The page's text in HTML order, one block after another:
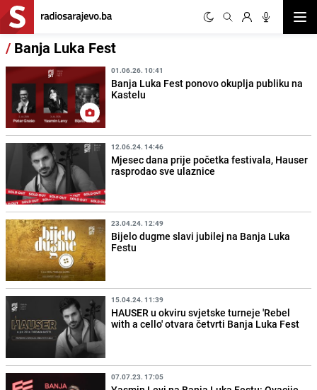
/ Banja Luka Fest
01.06.26. 10:41
Banja Luka Fest ponovo okuplja publiku na
Kastelu
12.06.24. 14:46
Mjesec dana prije početka festivala, Hauser
rasprodao sve ulaznice
23.04.24. 12:49
Bijelo dugme slavi jubilej na Banja Luka
Festu
15.04.24. 11:39
HAUSER u okviru svjetske turneje 'Rebel
with a cello' otvara četvrti Banja Luka Fest
07.07.23. 17:05